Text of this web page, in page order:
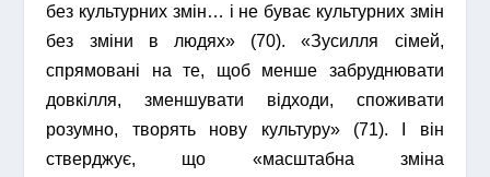
без культурних змін… і не буває культурних змін
без зміни в людях» (70). «Зусилля сімей,
спрямовані на те, щоб менше забруднювати
довкілля, зменшувати відходи, споживати
розумно, творять нову культуру» (71). І він
стверджує, що «масштабна зміна